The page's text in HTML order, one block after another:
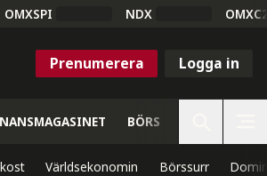
OMXSPI NDX
Prenumerera Logga in
BÖRS
Världsekonomin Börssurr